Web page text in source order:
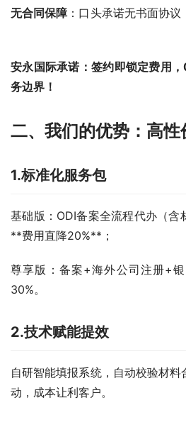
无合同保障：口头承诺无书面协议
安永国际承诺：签约即锁定费用
务边界！
二、我们的优势：高性
1.标准化服务包
基础版：ODI备案全流程代办（含
**费用直降20%**；
尊享版：备案+海外公司注册+
30%。
2.技术赋能提效
自研智能填报系统，自动校验材
动，成本让利客户。